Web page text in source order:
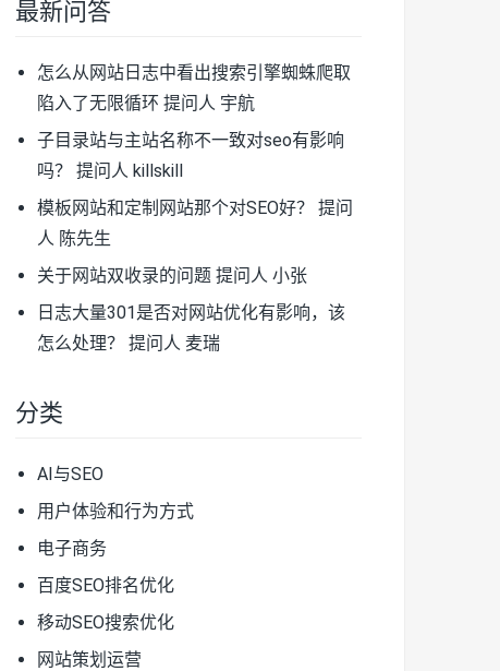
最新问答
怎么从网站日志中看出搜索引擎蜘蛛爬取
陷入了无限循环 提问人 宇航
子目录站与主站名称不一致对seo有影响
吗？
提问人 killskill
模板网站和定制网站那个对SEO好？
提问
人 陈先生
关于网站双收录的问题提问人 小张
日志大量301是否对网站优化有影响，该
怎么处理？
提问人 麦瑞
分类
AI与SEO
用户体验和行为方式
电子商务
百度SEO排名优化
移动SEO搜索优化
网站策划运营